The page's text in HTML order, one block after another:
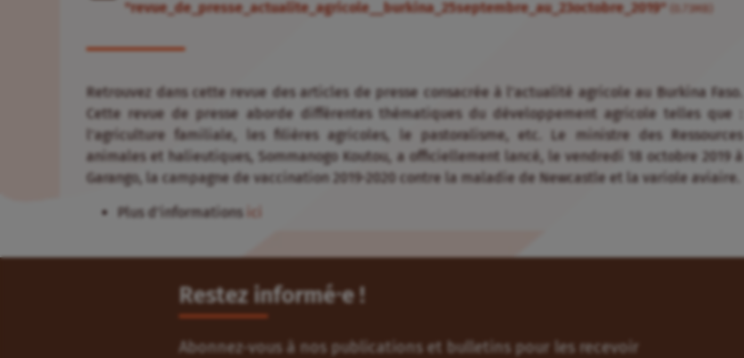
"revue_de_presse_actualite_agricole__burkina_25septembre_au_23octobre_2019"
(0.73MB)
Retrouvez dans cette revue des articles de presse consacrée à l’actualité agricole au Burkina Faso.
Cette revue de presse aborde différentes thématiques du développement agricole telles que :
l’agriculture familiale, les filières agricoles, le pastoralisme, etc. Le ministre des Ressources
animales et halieutiques, Sommanogo Koutou, a officiellement lancé, le vendredi 18 octobre 2019 à
Garango, la campagne de vaccination 2019-2020 contre la maladie de Newcastle et la variole aviaire.
Plus d’informations ici
Restez informé⸱e !
Abonnez-vous à nos publications et bulletins pour les recevoir